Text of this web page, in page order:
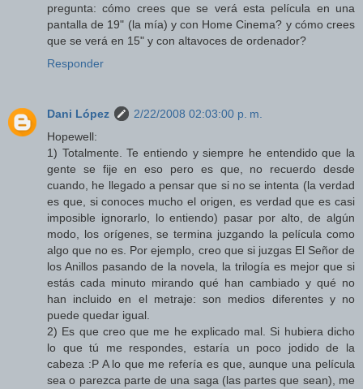
pregunta: cómo crees que se verá esta película en una
pantalla de 19" (la mía) y con Home Cinema? y cómo crees
que se verá en 15" y con altavoces de ordenador?
Responder
Dani López
2/22/2008 02:03:00 p. m.
Hopewell:
1) Totalmente. Te entiendo y siempre he entendido que la
gente se fije en eso pero es que, no recuerdo desde
cuando, he llegado a pensar que si no se intenta (la verdad
es que, si conoces mucho el origen, es verdad que es casi
imposible ignorarlo, lo entiendo) pasar por alto, de algún
modo, los orígenes, se termina juzgando la película como
algo que no es. Por ejemplo, creo que si juzgas El Señor de
los Anillos pasando de la novela, la trilogía es mejor que si
estás cada minuto mirando qué han cambiado y qué no
han incluido en el metraje: son medios diferentes y no
puede quedar igual.
2) Es que creo que me he explicado mal. Si hubiera dicho
lo que tú me respondes, estaría un poco jodido de la
cabeza :P A lo que me refería es que, aunque una película
sea o parezca parte de una saga (las partes que sean), me